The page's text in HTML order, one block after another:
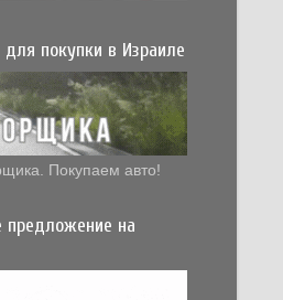
покупки в Израиле
Покупаем авто!
на